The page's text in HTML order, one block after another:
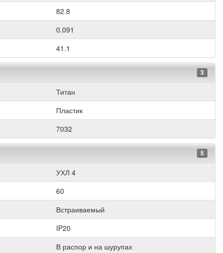
82.8
0.091
41.1
3
Титан
Пластик
7032
5
УХЛ 4
60
Встраиваемый
IP20
В распор и на шурупах